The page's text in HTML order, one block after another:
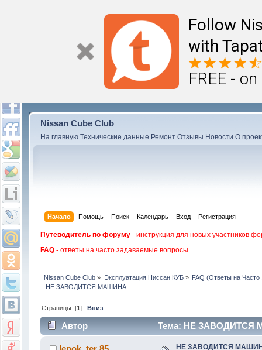
Follow
with
FREE -
Nissan Cube Club
На главную Технические данные Ремонт Отзывы Новости О
Начало Помощь Поиск Календарь Вход Регистрация
Путеводитель по форуму - инструкция для новых участников
FAQ - ответы на часто задаваемые вопросы
Nissan Cube Club » Эксплуатация Ниссан КУБ» FAQ (Ответы на
НЕ ЗАВОДИТСЯ МАШИНА.
Страницы: [1]Вниз
Автор Тема: НЕ ЗАВОДИТСЯ
НЕ ЗАВОДИТСЯ